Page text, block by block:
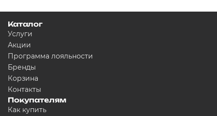
Каталог
Услуги
Акции
Программа лояльности
Бренды
Корзина
Контакты
Покупателям
Как купить